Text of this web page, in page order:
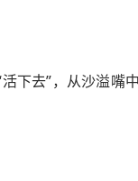
下去”，从沙溢嘴